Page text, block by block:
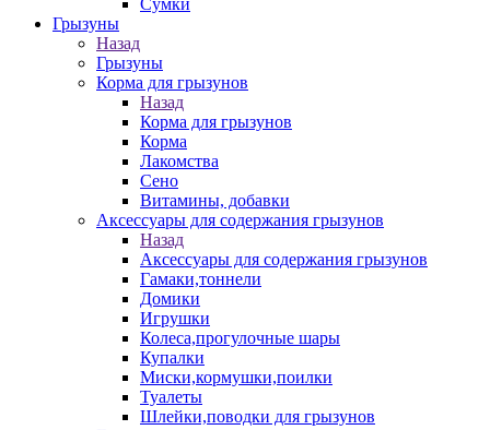
Сумки
Грызуны
Назад
Грызуны
Корма для грызунов
Назад
Корма для грызунов
Корма
Лакомства
Сено
Витамины, добавки
Аксессуары для содержания грызунов
Назад
Аксессуары для содержания грызунов
Гамаки,тоннели
Домики
Игрушки
Колеса,прогулочные шары
Купалки
Миски,кормушки,поилки
Туалеты
Шлейки,поводки для грызунов